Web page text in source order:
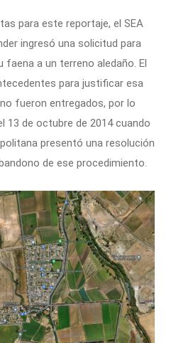
para este reportaje, el SEA
ingresó una solicitud para
faena a un terreno aledaño. El
para justificar esa
fueron entregados, por lo
13 de octubre de 2014 cuando
presentó una resolución
de ese procedimiento.